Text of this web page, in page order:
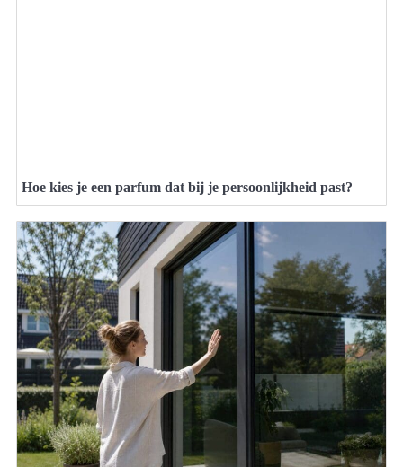
Hoe kies je een parfum dat bij je persoonlijkheid past?